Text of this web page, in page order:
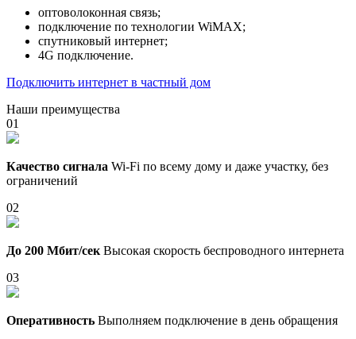
оптоволоконная связь;
подключение по технологии WiMAX;
спутниковый интернет;
4G подключение.
Подключить интернет в частный дом
Наши преимущества
01
Качество сигнала Wi-Fi по всему дому и даже участку, без
ограничений
02
До 200 Мбит/сек Высокая скорость беспроводного интернета
03
Оперативность Выполняем подключение в день обращения